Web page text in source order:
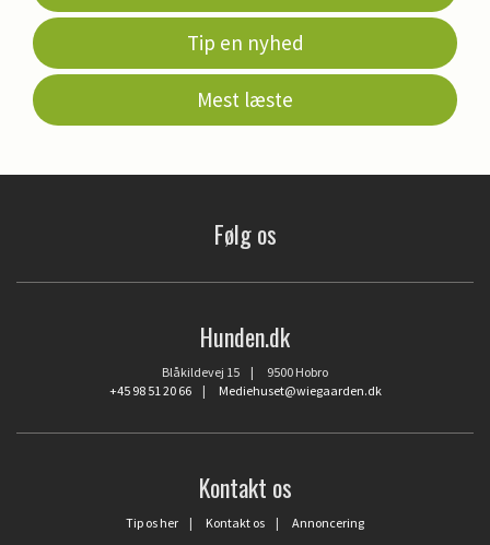
Tip en nyhed
Mest læste
Følg os
Hunden.dk
Blåkildevej 15 | 9500 Hobro
+45 98 51 20 66| Mediehuset@wiegaarden.dk
Kontakt os
Tip os her | Kontakt os | Annoncering